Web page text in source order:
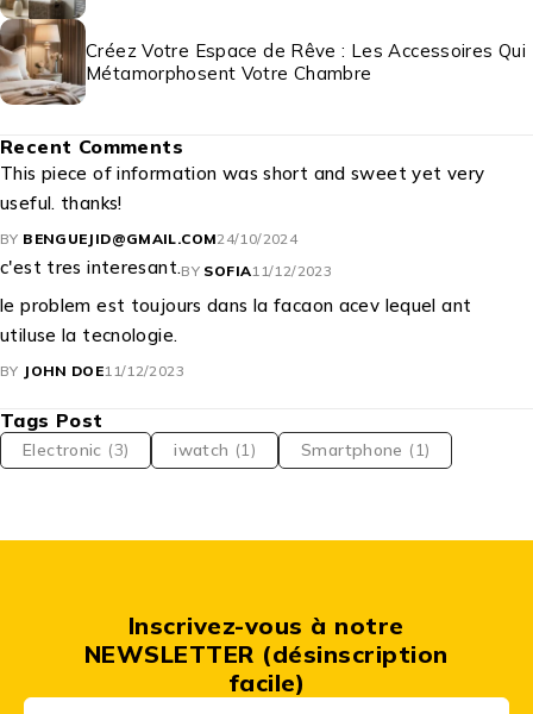
Créez Votre Espace de Rêve : Les Accessoires Qui
Métamorphosent Votre Chambre
Recent Comments
This piece of information was short and sweet yet very
useful. thanks!
BY BENGUEJID@GMAIL.COM24/10/2024
c'est tres interesant.BY SOFIA11/12/2023
le problem est toujours dans la facaon acev lequel ant
utiluse la tecnologie.
BY JOHN DOE11/12/2023
Tags Post
Electronic (3) iwatch (1) Smartphone (1)
Inscrivez-vous à notre
NEWSLETTER (désinscription
facile)